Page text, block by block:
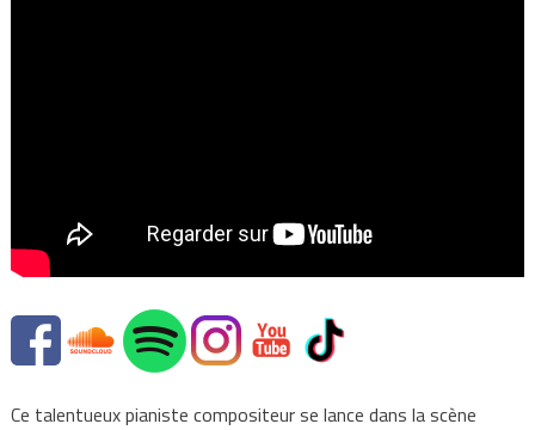
Ce talentueux pianiste compositeur se lance dans la scène